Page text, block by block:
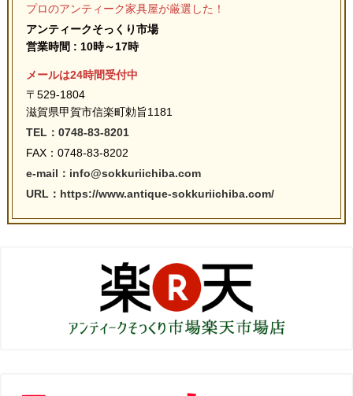
プロのアンティーク家具屋が厳選した！
アンティークそっくり市場
営業時間 : 10時～17時
メールは24時間受付中
〒529-1804
滋賀県甲賀市信楽町勅旨1181
TEL：0748-83-8201
FAX：0748-83-8202
e-mail：info@sokkuriichiba.com
URL：https://www.antique-sokkuriichiba.com/